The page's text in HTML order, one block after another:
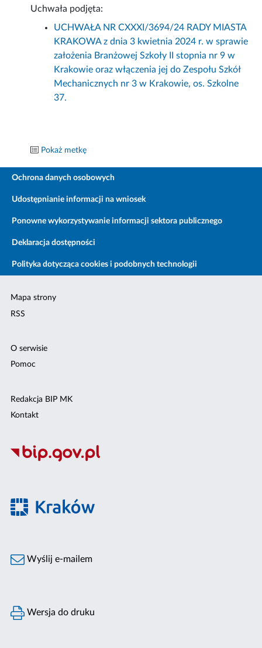
Uchwała podjęta:
UCHWAŁA NR CXXXI/3694/24 RADY MIASTA
KRAKOWA z dnia 3 kwietnia 2024 r. w sprawie
założenia Branżowej Szkoły II stopnia nr 9 w
Krakowie oraz włączenia jej do Zespołu Szkół
Mechanicznych nr 3 w Krakowie, os. Szkolne
37.
Pokaż metkę
Ochrona danych osobowych
Udostępnianie informacji na wniosek
Ponowne wykorzystywanie informacji sektora publicznego
Deklaracja dostępności
Polityka dotycząca cookies i podobnych technologii
Mapa strony
RSS
O serwisie
Pomoc
Redakcja BIP MK
Kontakt
Wyślij e-mailem
Wersja do druku